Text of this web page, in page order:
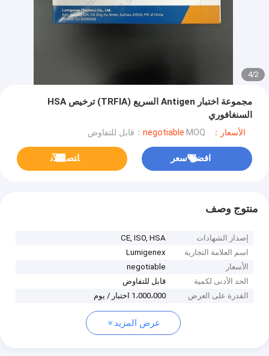
2
/
4
مجموعة اختبار Antigen السريع (TRFIA) ترخيص HSA
السنغافوري
الأسعار：negotiable MOQ：قابل للتفاوض
افضل سعر ﺎﺘﺼﻟ ﺍﻶﻧ
منتوج وصف
إصدار الشهادات
CE, ISO, HSA
اسم العلامة التجارية
Lumigenex
الأسعار
negotiable
الحد الأدنى لكمية
قابل للتفاوض
القدرة على العرض
1،000،000 اختبار / يوم
عرض المزيد